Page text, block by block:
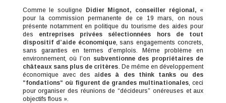
Comme le souligne
Didier Mignot, conseiller régional, «
pour la commission permanente de ce 19 mars, on nous
présente notamment en politique du tourisme des aides pour
des entreprises privées sélectionnées hors de tout
dispositif d’aide économique, sans engagements concrets,
sans garanties en termes d’emplois. Même problème en
environnement, où l’on subventionne des propriétaires de
châteaux sans plus de critères. De même en développement
économique avec des aides à des think tanks ou des
“fondations“ où figurent de grandes multinationales, ceci
pour organiser des réunions de “décideurs” onéreuses et aux
objectifs flous ».